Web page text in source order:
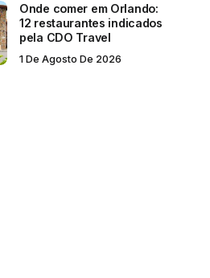
Onde comer em Orlando:
12 restaurantes indicados
pela CDO Travel
1 De Agosto De 2026